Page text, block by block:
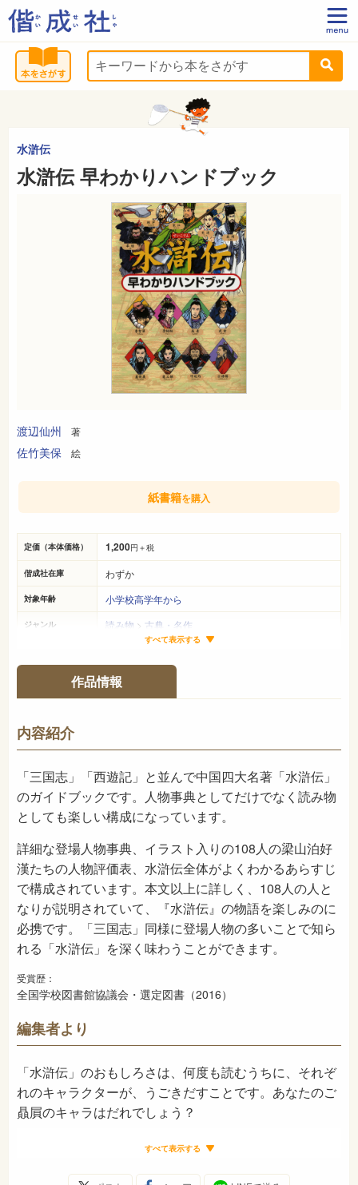
水滸伝
水滸伝 早わかりハンドブック
渡辺仙州 著
佐竹美保 絵
定価（本体価格） 1,200円＋税
偕成社在庫 わずか
対象年齢 小学校高学年から
ジャンル 読み物 > 古典・名作
238ページ
ISBN 978-4-03-744900-1
NDC
発売日 2016年3月
すべて表示する
紙書籍を購入
作品情報
内容紹介
「三国志」「西遊記」と並んで中国四大名著「水滸伝」
のガイドブックです。人物事典としてだけでなく読み物
としても楽しい構成になっています。
詳細な登場人物事典、イラスト入りの108人の梁山泊好
漢たちの人物評価表、水滸伝全体がよくわかるあらすじ
で構成されています。本文以上に詳しく、108人の人と
なりが説明されていて、『水滸伝』の物語を楽しみのに
必携です。「三国志」同様に登場人物の多いことで知ら
れる「水滸伝」を深く味わうことができます。
受賞歴：
全国学校図書館協議会・選定図書（2016）
編集者より
「水滸伝」のおもしろさは、何度も読むうちに、それぞ
れのキャラクターが、うごきだすことです。あなたのご
贔屓のキャラはだれでしょう？
すべて表示する